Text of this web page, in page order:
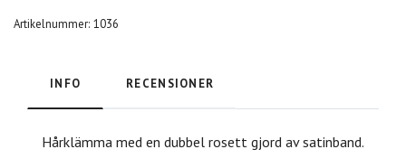
Artikelnummer: 1036
INFO RECENSIONER
Hårklämma med en dubbel rosett gjord av satinband.